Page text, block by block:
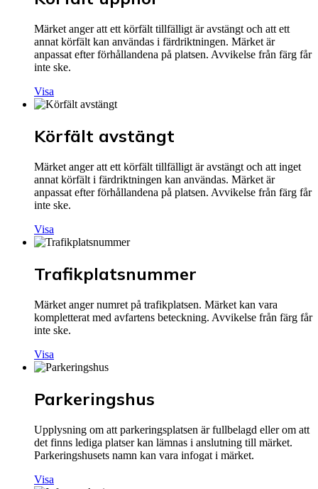
Märket anger att ett körfält tillfälligt är avstängt och att ett
annat körfält kan användas i färdriktningen. Märket är
anpassat efter förhållandena på platsen. Avvikelse från färg får
inte ske.
Visa
Körfält avstängt
Märket anger att ett körfält tillfälligt är avstängt och att inget
annat körfält i färdriktningen kan användas. Märket är
anpassat efter förhållandena på platsen. Avvikelse från färg får
inte ske.
Visa
Trafikplatsnummer
Märket anger numret på trafikplatsen. Märket kan vara
kompletterat med avfartens beteckning. Avvikelse från färg får
inte ske.
Visa
Parkeringshus
Upplysning om att parkeringsplatsen är fullbelagd eller om att
det finns lediga platser kan lämnas i anslutning till märket.
Parkeringshusets namn kan vara infogat i märket.
Visa